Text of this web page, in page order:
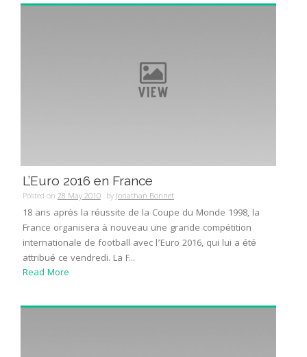
L’Euro 2016 en France
Posted on 28 May 2010 byJonathan Bonnet
18 ans après la réussite de la Coupe du Monde 1998, la
France organisera à nouveau une grande compétition
internationale de football avec l’Euro 2016, qui lui a été
attribué ce vendredi. La F...
Read More